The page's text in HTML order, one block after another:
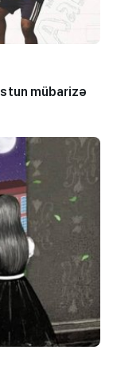
mübarizə